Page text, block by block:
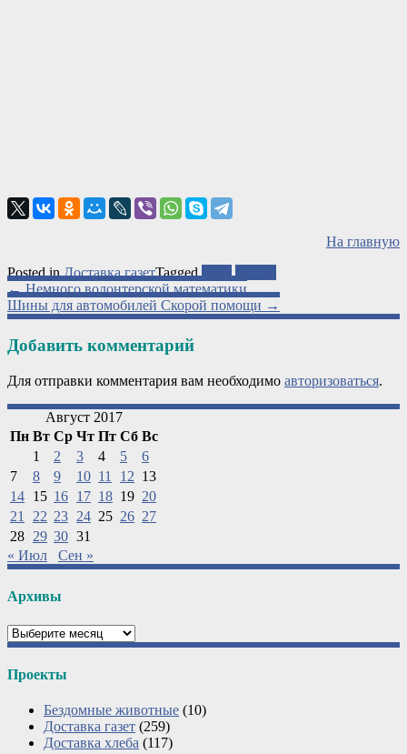
На главную
Posted inДоставка газетTagged
Post
navigation
←Немного волонтерской математики
Шины для автомобилей Скорой помощи →
Добавить комментарий
Для отправки комментария вам необходимо авторизоваться.
Август 2017
Пн Вт Ср Чт Пт Сб Вс
1
2 3 4 5
6
7
8 9 10 11 12 13
14 15 16 17 18 19 20
21
22 23 24 25 26 27
28 29 30 31
« Июл
Сен »
Архивы
Архивы
Проекты
Бездомные животные (10)
Доставка газет (259)
Доставка хлеба (117)